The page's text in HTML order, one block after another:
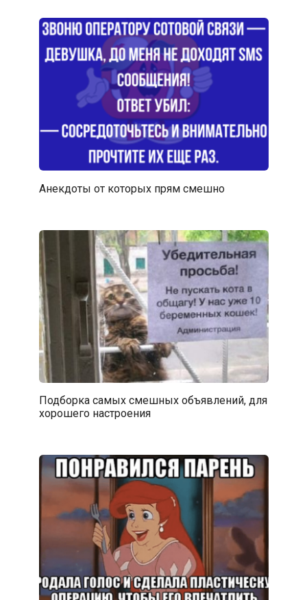
Анекдоты от которых прям смешно
Подборка самых смешных объявлений, для
хорошего настроения